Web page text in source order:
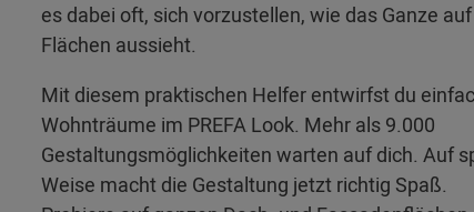
es dabei oft, sich vorzustellen, wie das Ganze
Flächen aussieht.
Mit diesem praktischen Helfer entwirfst du
Wohnträume im PREFA Look. Mehr als 9.000
Gestaltungsmöglichkeiten warten auf dich. Auf
Weise macht die Gestaltung jetzt richtig Spaß.